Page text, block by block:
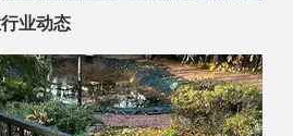
业动态